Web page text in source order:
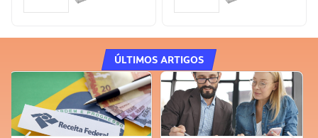
ÚLTIMOS ARTIGOS